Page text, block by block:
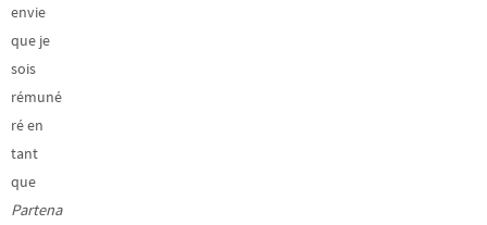
envie
que je
sois
rémuné
ré en
tant
que
Partena